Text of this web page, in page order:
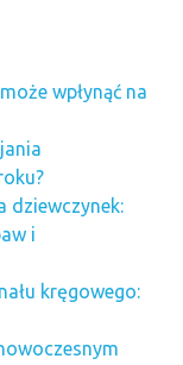
wpłynąć na
dziewczynek:
i
kręgowego: